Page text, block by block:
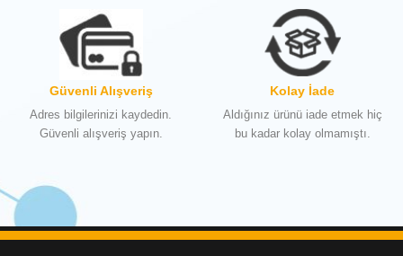
Güvenli Alışveriş
Adres bilgilerinizi kaydedin.
Güvenli alışveriş yapın.
Kolay İade
Aldığınız ürünü iade etmek hiç
bu kadar kolay olmamıştı.